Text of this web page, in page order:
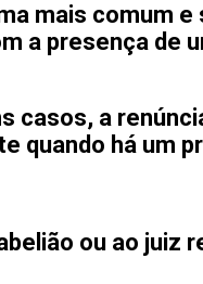
mais comum e
a presença de
casos, a
quando há um
ou ao juiz